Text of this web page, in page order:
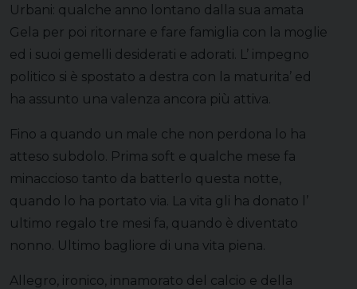
Urbani: qualche anno lontano dalla sua amata
Gela per poi ritornare e fare famiglia con la moglie
ed i suoi gemelli desiderati e adorati. L’ impegno
politico si è spostato a destra con la maturita’ ed
ha assunto una valenza ancora più attiva.
Fino a quando un male che non perdona lo ha
atteso subdolo. Prima soft e qualche mese fa
minaccioso tanto da batterlo questa notte,
quando lo ha portato via. La vita gli ha donato l’
ultimo regalo tre mesi fa, quando è diventato
nonno. Ultimo bagliore di una vita piena.
Allegro, ironico, innamorato del calcio e della